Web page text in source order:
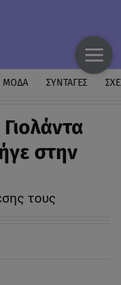
ΜΟΔΑ ΣΥΝΤΑΓΕΣ
στην
τους